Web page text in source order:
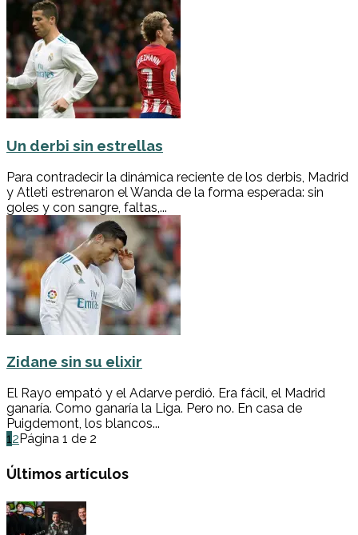
Un derbi sin estrellas
Para contradecir la dinámica reciente de los derbis, Madrid
y Atleti estrenaron el Wanda de la forma esperada: sin
goles y con sangre, faltas,...
Zidane sin su elixir
El Rayo empató y el Adarve perdió. Era fácil, el Madrid
ganaría. Como ganaría la Liga. Pero no. En casa de
Puigdemont, los blancos...
12Página 1 de 2
Últimos artículos